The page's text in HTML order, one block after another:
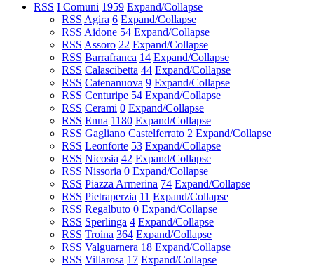
RSS I Comuni 1959 Expand/Collapse
RSS Agira 6 Expand/Collapse
RSS Aidone 54 Expand/Collapse
RSS Assoro 22 Expand/Collapse
RSS Barrafranca 14 Expand/Collapse
RSS Calascibetta 44 Expand/Collapse
RSS Catenanuova 9 Expand/Collapse
RSS Centuripe 54 Expand/Collapse
RSS Cerami 0 Expand/Collapse
RSS Enna 1180 Expand/Collapse
RSS Gagliano Castelferrato 2 Expand/Collapse
RSS Leonforte 53 Expand/Collapse
RSS Nicosia 42 Expand/Collapse
RSS Nissoria 0 Expand/Collapse
RSS Piazza Armerina 74 Expand/Collapse
RSS Pietraperzia 11 Expand/Collapse
RSS Regalbuto 0 Expand/Collapse
RSS Sperlinga 4 Expand/Collapse
RSS Troina 364 Expand/Collapse
RSS Valguarnera 18 Expand/Collapse
RSS Villarosa 17 Expand/Collapse